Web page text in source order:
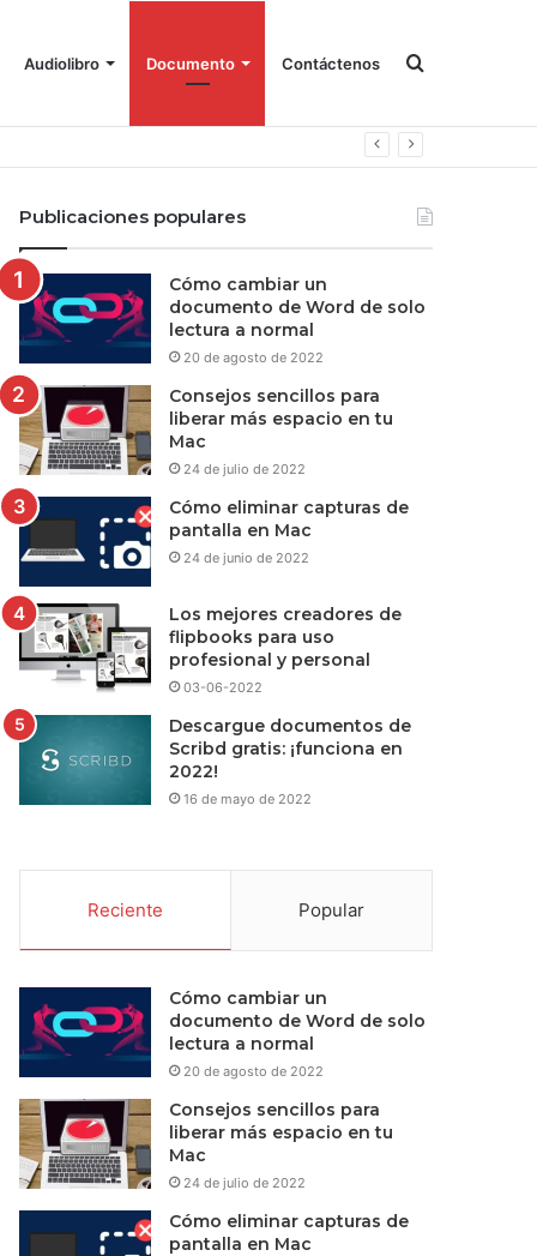
Audiolibro Documento Contáctenos Buscar
Publicaciones populares
Cómo cambiar un
documento de Word de solo
lectura a normal
20 de agosto de 2022
Consejos sencillos para
liberar más espacio en tu
Mac
24 de julio de 2022
Cómo eliminar capturas de
pantalla en Mac
24 de junio de 2022
Los mejores creadores de
flipbooks para uso
profesional y personal
03-06-2022
Descargue documentos de
Scribd gratis: ¡funciona en
2022!
16 de mayo de 2022
Reciente Popular
Cómo cambiar un
documento de Word de solo
lectura a normal
20 de agosto de 2022
Consejos sencillos para
liberar más espacio en tu
Mac
24 de julio de 2022
Cómo eliminar capturas de
pantalla en Mac